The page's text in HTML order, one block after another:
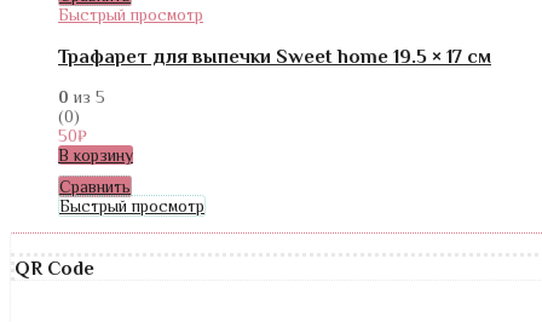
Быстрый просмотр
Трафарет для выпечки Sweet home 19.5 × 17 см
0 из 5
(0)
50₽
В корзину
Сравнить
Быстрый просмотр
QR Code